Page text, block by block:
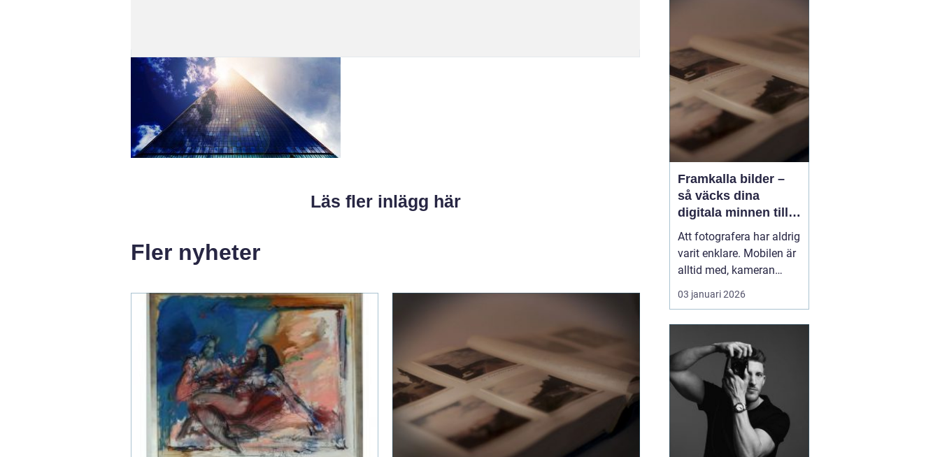
Läs fler inlägg här
Fler nyheter
seriösa gallerier och
webbutiker, och det är
ingen slump. Ad...
Framkalla bilder –
så väcks dina
digitala minnen till
liv
Att fotografera har aldrig
varit enklare. Mobilen är
alltid med, kameran
fångar allt på några
sekunder och
många av våra
viktigaste stunder
gömda i map...
03 januari 2026